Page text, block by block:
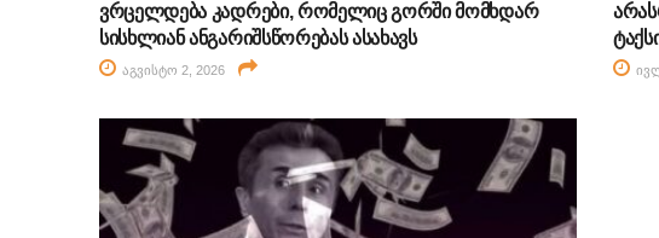
ვრცელდება კადრები, რომელიც გორში მომხდარ
სისხლიან ანგარიშსწორებას ასახავს
აგვისტო 2, 2026